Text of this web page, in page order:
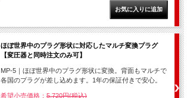
ほぼ世界中のプラグ形状に対応したマルチ変換プラグ
【変圧器と同時注文のみ可】
MP-5｜ほぼ世界中のプラグ形状に変換。背面もマルチで
各国のプラグが差し込めます。1年の保証付きで安心。
希望小売価格： 5,720円(税込)